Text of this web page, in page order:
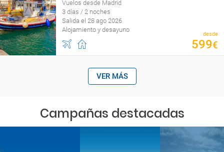
Vuelos desde Madrid
3 días / 2 noches
Salida el 28 ago 2026
Alojamiento y desayuno
desde
599€
VER MÁS
Campañas destacadas